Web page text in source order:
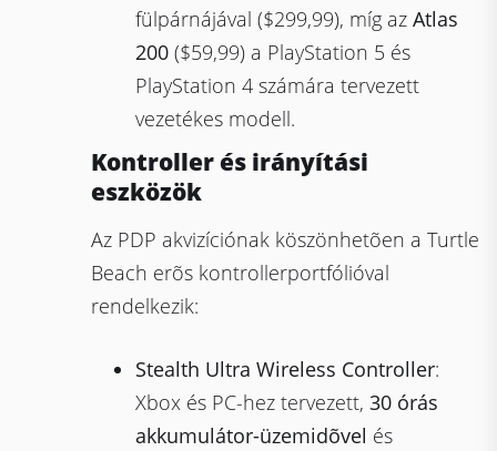
fülpárnájával ($299,99), míg azAtlas
200 ($59,99) a PlayStation 5 és
PlayStation 4 számára tervezett
vezetékes modell.
Kontroller és irányítási
eszközök
Az PDP akvizíciónak köszönhetõen a Turtle
Beach erõs kontrollerportfólióval
rendelkezik:
Stealth Ultra Wireless Controller:
Xbox és PC-hez tervezett,30 órás
akkumulátor-üzemidõvel és